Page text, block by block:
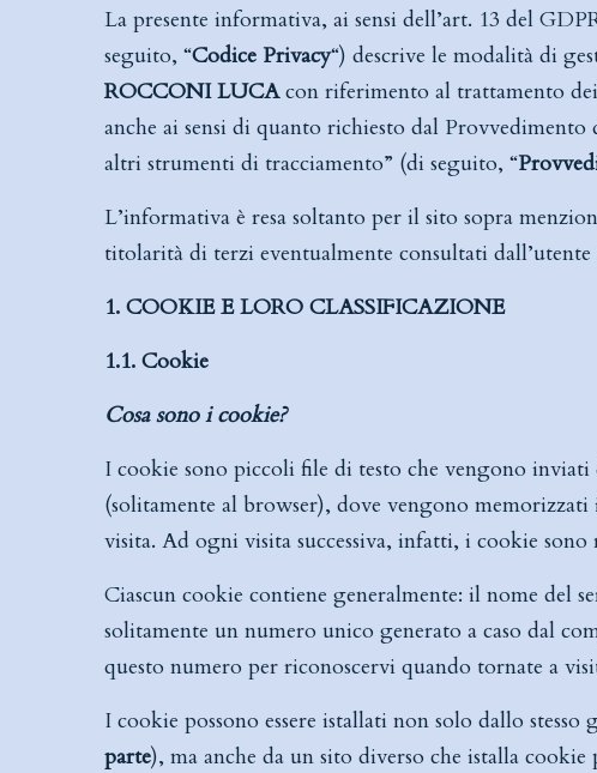
La presente informativa, ai sensi dell’art. 13 del
seguito, “Codice Privacy“) descrive le modalità di
ROCCONI LUCAcon riferimento al trattamento
anche ai sensi di quanto richiesto dal
altri strumenti di tracciamento” (di seguito, “
L’informativa è resa soltanto per il sito sopra
titolarità di terzi eventualmente consultati
1. COOKIE E LORO CLASSIFICAZIONE
1.1. Cookie
Cosa sono i cookie?
I cookie sono piccoli file di testo che vengono
(solitamente al browser), dove vengono
visita. Ad ogni visita successiva, infatti, i cookie
Ciascun cookie contiene generalmente: il nome del
solitamente un numero unico generato a caso dal
questo numero per riconoscervi quando tornate a
I cookie possono essere istallati non solo dallo
parte), ma anche da un sito diverso che istalla